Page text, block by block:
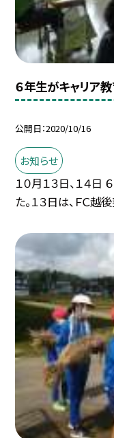
６年生がキャリア
公開日 2020/10/16
お知らせ
１０月１３日、１４
た。１３日は、ＦＣ越